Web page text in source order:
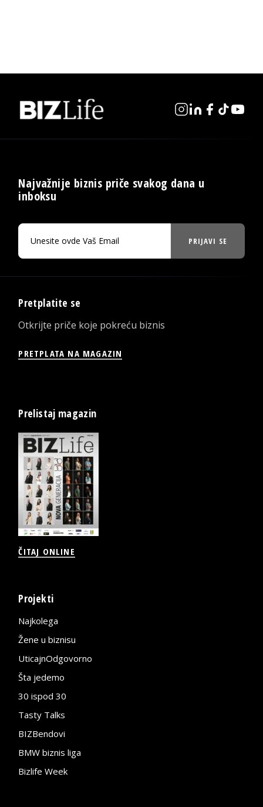
Najvažnije biznis priče svakog dana u
inboksu
PRIJAVI SE
Pretplatite se
Otkrijte priče koje pokreću biznis
PRETPLATA NA MAGAZIN
Prelistaj magazin
ČITAJ ONLINE
Projekti
Najkolega
Žene u biznisu
UticajnOdgovorno
Šta jedemo
30 ispod 30
Tasty Talks
BIZBendovi
BMW biznis liga
Bizlife Week